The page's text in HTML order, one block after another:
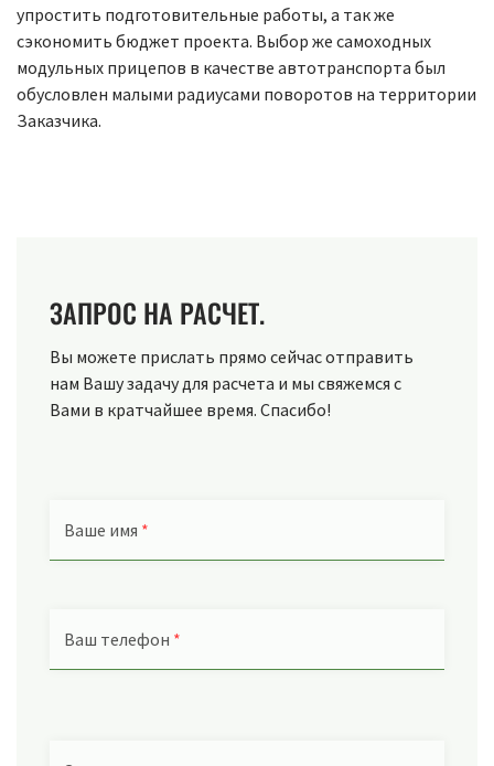
упростить подготовительные работы, а так же
сэкономить бюджет проекта. Выбор же самоходных
модульных прицепов в качестве автотранспорта был
обусловлен малыми радиусами поворотов на территории
Заказчика.
ЗАПРОС НА РАСЧЕТ.
Вы можете прислать прямо сейчас отправить
нам Вашу задачу для расчета и мы свяжемся с
Вами в кратчайшее время. Спасибо!
Ваше имя *
Ваш телефон *